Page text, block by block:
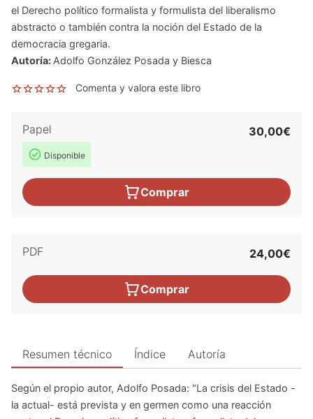
el Derecho político formalista y formulista del liberalismo
abstracto o también contra la noción del Estado de la
democracia gregaria.
Autoría: Adolfo González Posada y Biesca
Comenta y valora este libro
Papel
Disponible
30,00€
Comprar
PDF 24,00€
Comprar
Resumen técnico Índice Autoría
Según el propio autor, Adolfo Posada: "La crisis del Estado -
la actual- está prevista y en germen como una reacción